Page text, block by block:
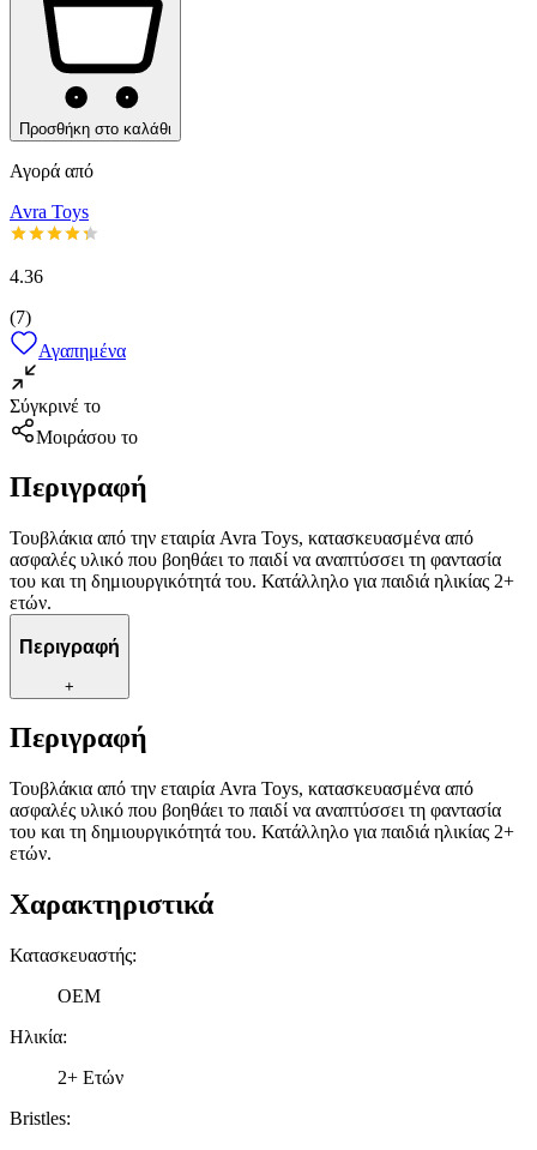
Προσθήκη στο καλάθι
Αγορά από
Avra Toys
4.36
(7)
Αγαπημένα
Σύγκρινέ το
Μοιράσου το
Περιγραφή
Τουβλάκια από την εταιρία Avra Toys, κατασκευασμένα από
ασφαλές υλικό που βοηθάει το παιδί να αναπτύσσει τη φαντασία
του και τη δημιουργικότητά του. Κατάλληλο για παιδιά ηλικίας 2+
ετών.
Περιγραφή
+
Περιγραφή
Τουβλάκια από την εταιρία Avra Toys, κατασκευασμένα από
ασφαλές υλικό που βοηθάει το παιδί να αναπτύσσει τη φαντασία
του και τη δημιουργικότητά του. Κατάλληλο για παιδιά ηλικίας 2+
ετών.
Χαρακτηριστικά
Κατασκευαστής:
OEM
Ηλικία:
2+ Ετών
Bristles: